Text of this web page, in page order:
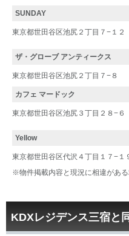
SUNDAY
東京都世田谷区池尻２丁目７−１２
ザ・グローブ アンティークス
東京都世田谷区池尻２丁目７−８
カフェ マードック
東京都世田谷区池尻３丁目２８−６
Yellow
東京都世田谷区代沢４丁目１７−１
※物件掲載内容と現況に相違がある
KDXレジデンス三宿と